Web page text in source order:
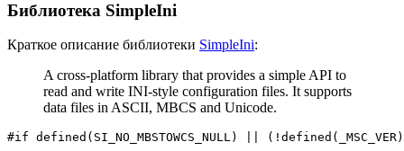
Библиотека SimpleIni
Краткое описание библиотеки SimpleIni:
A cross-platform library that provides a simple API to
read and write INI-style configuration files. It supports
data files in ASCII, MBCS and Unicode.
#if defined(SI_NO_MBSTOWCS_NULL) ||